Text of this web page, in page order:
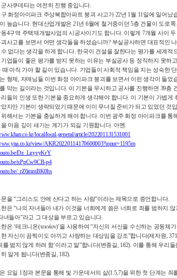
사쿠데타는 여전히 진행 중입니다.
화정아이파크 주상복합아파트 붕괴 사고가 22년 1월 11일에 일어났
높습니다. 현대산업개발은 21년 6월에 철거중이던5층 건물이 도로
4구역 주택재개발사업의 시공사이기도 합니다. 이렇게 7개월 사이
사고를 보면서 어떤 생각들을 하셨습니까? 부실공사하면 대표적인
없다는 생각을 하게 합니다. 한국이 건설을 잘한다는 평가를 세계적
업들이 좋은 평가를 받지 못하는 이유는 부실공사 등 정직하지 못하
때 아직 가야 할 길이 있습니다. 기업들이 사회적 책임을 지는 성숙한
형제, 자매님들 이번 화정 아이파크 붕괴를 보면서 이런 생각이 들었
막는 길이라는 것입니다. 이 기본을 무시하고 공사를 진행하면 39층
들의 인생 또한 기본을 중요하게 생각해야 합니다. 이 기본이 가볍게
지만 기본이 생략되었기 때문에 이미 무너질 준비가 되고 있었던 것
해서는 기본을 충실하게 해야 합니다. 이번 광주 화정 아이파크를 통
마음 깊이 새기는 계기가 되길 기원합니다. 아멘.
local/local-general/article/202201131531001
view/AKR20220114170600003?input=1195m
Dz_LgyvyKrY
xPpCw9CB-p4
_rZ6mmBK0hs
문을“그리스도 안에 산다고 하는 사람”이라는 제목으로 증언합니다.
한은“나의 자녀들아 내가 이것을 너희에게 씀은 너희로 죄를 범하지
녀들아”라고 그 대상을 부르고 있습니다.
은 ‘테크니온(τεκνίον)’을 사용하여“자신의 서신을 수신하는 공동체
자신이 끔찍이도 아끼고 사랑하는 대상임을 강조”합니다(제자원,
를 범치 않게 하려 함’이라고 말”합니다(변종길, 182). 이를 통해 우리들
알게 됩니다(변종길, 182).
요일 1장과 본문을 통해 빛 가운데서의 삶(1:5,7)을 위한 첫 단계는 죄